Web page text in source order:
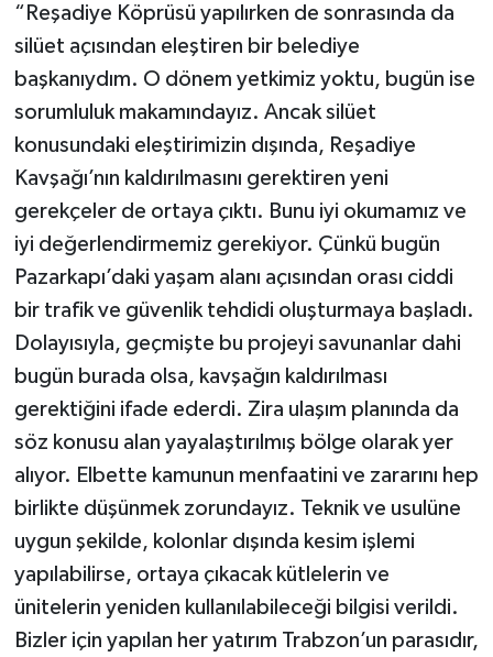
“Reşadiye Köprüsü yapılırken de sonrasında da
silüet açısından eleştiren bir belediye
başkanıydım. O dönem yetkimiz yoktu, bugün ise
sorumluluk makamındayız. Ancak silüet
konusundaki eleştirimizin dışında, Reşadiye
Kavşağı’nın kaldırılmasını gerektiren yeni
gerekçeler de ortaya çıktı. Bunu iyi okumamız ve
iyi değerlendirmemiz gerekiyor. Çünkü bugün
Pazarkapı’daki yaşam alanı açısından orası ciddi
bir trafik ve güvenlik tehdidi oluşturmaya başladı.
Dolayısıyla, geçmişte bu projeyi savunanlar dahi
bugün burada olsa, kavşağın kaldırılması
gerektiğini ifade ederdi. Zira ulaşım planında da
söz konusu alan yayalaştırılmış bölge olarak yer
alıyor. Elbette kamunun menfaatini ve zararını hep
birlikte düşünmek zorundayız. Teknik ve usulüne
uygun şekilde, kolonlar dışında kesim işlemi
yapılabilirse, ortaya çıkacak kütlelerin ve
ünitelerin yeniden kullanılabileceği bilgisi verildi.
Bizler için yapılan her yatırım Trabzon’un parasıdır,